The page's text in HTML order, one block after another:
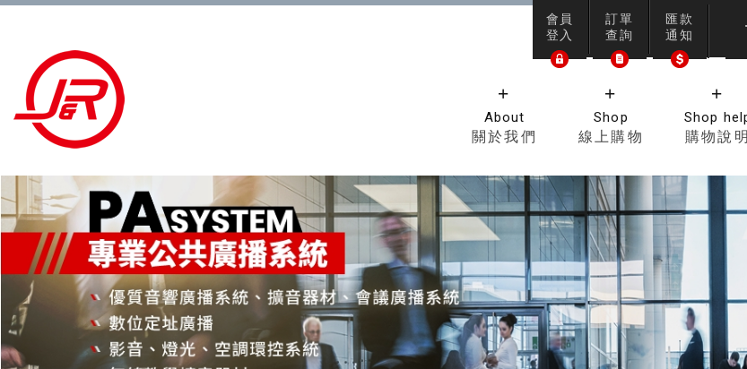
會員
登入
訂單
查詢
匯款
通知
About
關於我們
Shop
線上購物
Shop
購物說明